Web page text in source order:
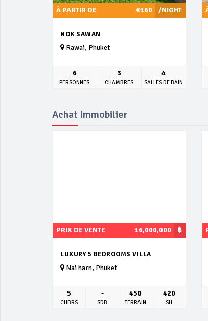
/NIGHT
À PARTIR DE €160
NOK SAWAN
Rawai, Phuket
6
PERSONNES
3
CHAMBRES
4
SALLES DE BAIN
Achat Immobilier
฿
PRIX DE VENTE 16,000,000
LUXURY 5 BEDROOMS VILLA
Nai harn, Phuket
5
CHBRS
-
SDB
450
TERRAIN
420
SH